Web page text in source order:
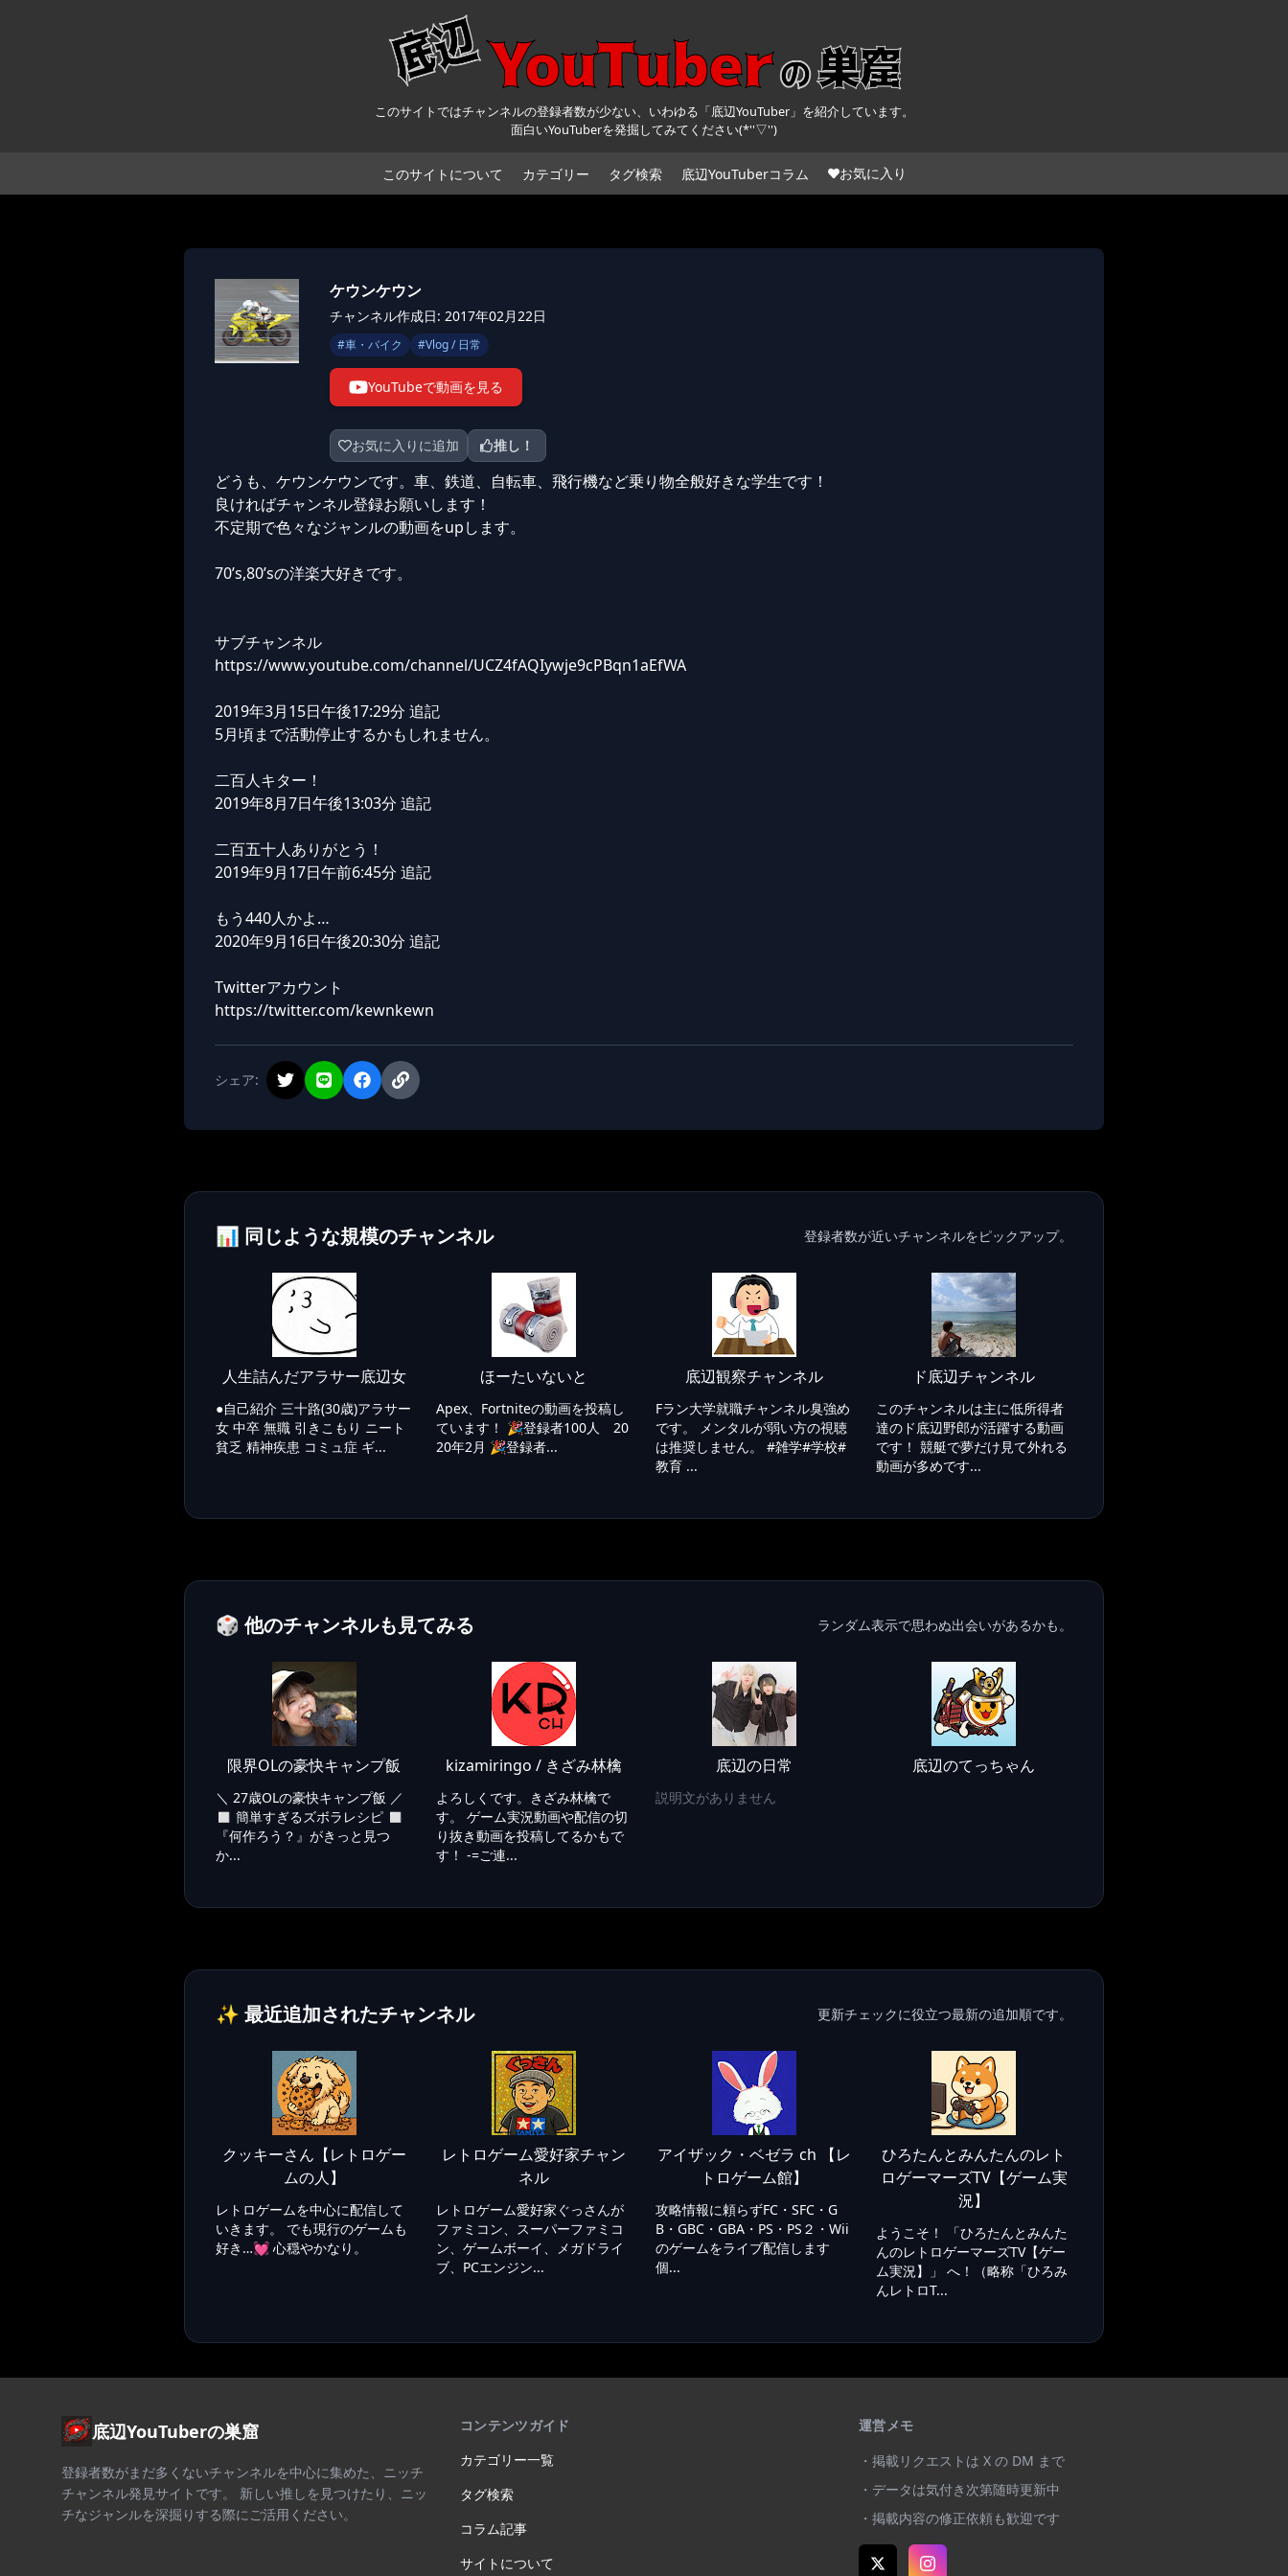
このサイトではチャンネルの登録者数が少ない、いわゆる「底辺YouTuber」を紹介しています。
面白いYouTuberを発掘してみてください(*''▽'')
このサイトについて カテゴリー タグ検索 底辺YouTuberコラム お気に入り
ケウンケウン
チャンネル作成日: 2017年02月22日
#車・バイク #Vlog / 日常
YouTubeで動画を見る
お気に入りに追加 推し！
どうも、ケウンケウンです。車、鉄道、自転車、飛行機など乗り物全般好きな学生です！
良ければチャンネル登録お願いします！
不定期で色々なジャンルの動画をupします。
70’s,80’sの洋楽大好きです。
サブチャンネル
https://www.youtube.com/channel/UCZ4fAQIywje9cPBqn1aEfWA
2019年3月15日午後17:29分 追記
5月頃まで活動停止するかもしれません。
二百人キター！
2019年8月7日午後13:03分 追記
二百五十人ありがとう！
2019年9月17日午前6:45分 追記
もう440人かよ…
2020年9月16日午後20:30分 追記
Twitterアカウント
https://twitter.com/kewnkewn
シェア:
📊 同じような規模のチャンネル 登録者数が近いチャンネルをピックアップ。
人生詰んだアラサー底辺女
●自己紹介 三十路(30歳)アラサー
女 中卒 無職 引きこもり ニート
貧乏 精神疾患 コミュ症 ギ...
ほーたいないと
Apex、Fortniteの動画を投稿し
ています！ 🎉登録者100人 20
20年2月 🎉登録者...
底辺観察チャンネル
Fラン大学就職チャンネル臭強め
です。 メンタルが弱い方の視聴
は推奨しません。 #雑学#学校#
教育 ...
ド底辺チャンネル
このチャンネルは主に低所得者
達のド底辺野郎が活躍する動画
です！ 競艇で夢だけ見て外れる
動画が多めです...
🎲 他のチャンネルも見てみる ランダム表示で思わぬ出会いがあるかも。
限界OLの豪快キャンプ飯
＼ 27歳OLの豪快キャンプ飯 ／
◻︎ 簡単すぎるズボラレシピ ◻︎
『何作ろう？』がきっと見つ
か...
kizamiringo / きざみ林檎
よろしくです。きざみ林檎で
す。 ゲーム実況動画や配信の切
り抜き動画を投稿してるかもで
す！ -=ご連...
底辺の日常
説明文がありません
底辺のてっちゃん
✨ 最近追加されたチャンネル 更新チェックに役立つ最新の追加順です。
クッキーさん【レトロゲー
ムの人】
レトロゲームを中心に配信して
いきます。 でも現行のゲームも
好き…💓 心穏やかなり。
レトロゲーム愛好家チャン
ネル
レトロゲーム愛好家ぐっさんが
ファミコン、スーパーファミコ
ン、ゲームボーイ、メガドライ
ブ、PCエンジン...
アイザック・ベゼラ ch 【レ
トロゲーム館】
攻略情報に頼らずFC・SFC・G
B・GBC・GBA・PS・PS２・Wii
のゲームをライブ配信します
個...
ひろたんとみんたんのレト
ロゲーマーズTV【ゲーム実
況】
ようこそ！ 「ひろたんとみんた
んのレトロゲーマーズTV【ゲー
ム実況】」 へ！（略称「ひろみ
んレトロT...
底辺YouTuberの巣窟
登録者数がまだ多くないチャンネルを中心に集めた、ニッチ
チャンネル発見サイトです。 新しい推しを見つけたり、ニッ
チなジャンルを深掘りする際にご活用ください。
コンテンツガイド
カテゴリー一覧
タグ検索
コラム記事
サイトについて
運営メモ
・掲載リクエストは X の DM まで
・データは気付き次第随時更新中
・掲載内容の修正依頼も歓迎です